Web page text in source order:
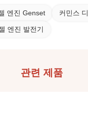
엔진 Genset 커민스
엔진 발전기
관련 제품